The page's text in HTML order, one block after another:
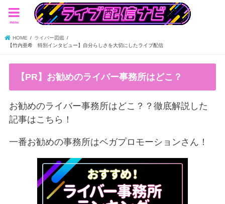
menu
HOME
ライバー図鑑
【竹内亜希 特別インタビュー】自分らしさを大切にしたライブ配信
【PR】お勧めのライバー事務所はどこ？
お勧めのライバー事務所はどこ？？徹底解説した
記事はこちら！
一番お勧めの事務所はベガプロモーションさん！